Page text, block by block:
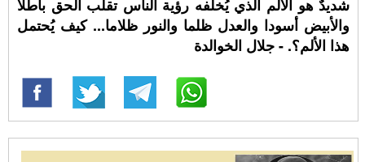
شديدٌ هو الألم الذي يُخلفه رؤية الناس تقلب الحق باطلا
والأبيض أسودا والعدل ظلما والنور ظلاما... كيف يُحتمل
هذا الألم؟. - جلال الخوالدة